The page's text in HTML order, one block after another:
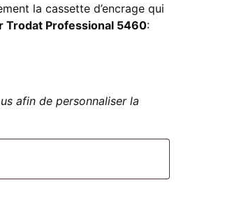
la cassette d’encrage qui
Trodat Professional 5460:
afin de personnaliser la